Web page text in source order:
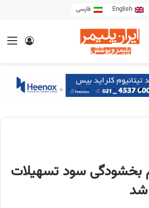
English فارسی
بخشودگی سود تسهیلات
شد